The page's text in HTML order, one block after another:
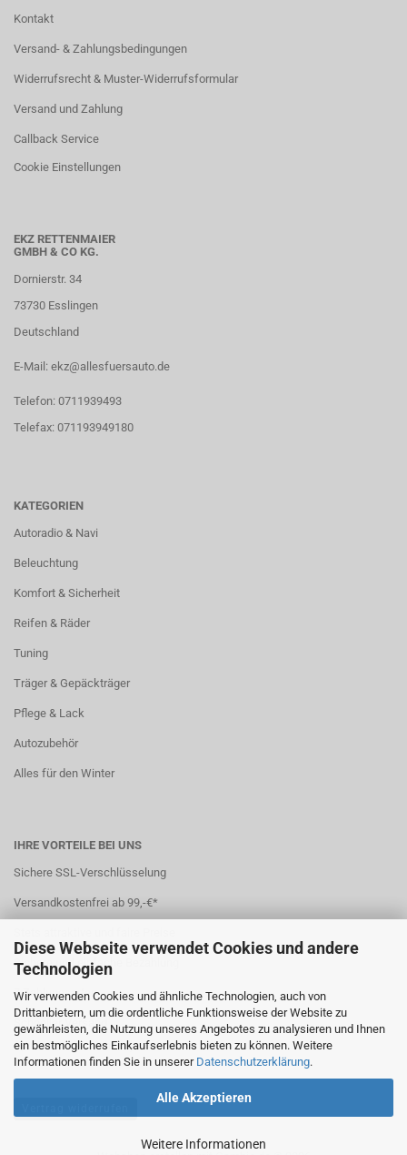
Diese Webseite verwendet Cookies und andere
Technologien
Wir verwenden Cookies und ähnliche Technologien, auch von
Drittanbietern, um die ordentliche Funktionsweise der Website zu
gewährleisten, die Nutzung unseres Angebotes zu analysieren und Ihnen
ein bestmögliches Einkaufserlebnis bieten zu können. Weitere
Informationen finden Sie in unserer Datenschutzerklärung.
Alle Akzeptieren
Weitere Informationen
Kontakt
Versand- & Zahlungsbedingungen
Widerrufsrecht & Muster-Widerrufsformular
Versand und Zahlung
Callback Service
Cookie Einstellungen
EKZ RETTENMAIER
GMBH & CO KG.
Dornierstr. 34
73730 Esslingen
Deutschland
E-Mail: ekz@allesfuersauto.de
Telefon: 0711939493
Telefax: 071193949180
KATEGORIEN
Autoradio & Navi
Beleuchtung
Komfort & Sicherheit
Reifen & Räder
Tuning
Träger & Gepäckträger
Pflege & Lack
Autozubehör
Alles für den Winter
IHRE VORTEILE BEI UNS
Sichere SSL-Verschlüsselung
Versandkostenfrei ab 99,-€*
Sichere und einfache Bezahlung
7 Zahlungsarten
Schneller Versand
*(Ausland abweichend)